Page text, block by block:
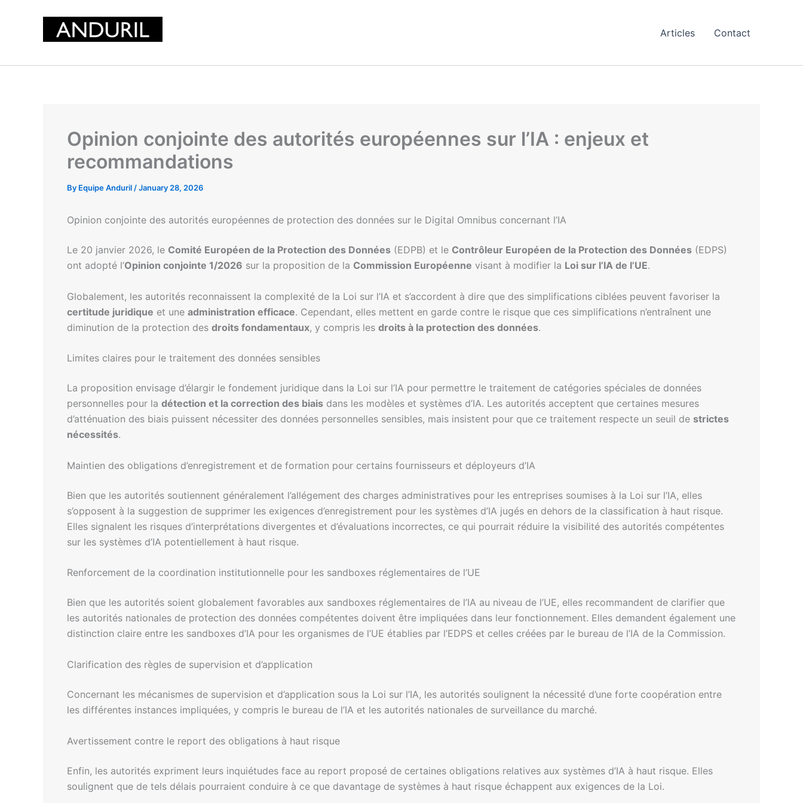
Articles Contact
Opinion conjointe des autorités européennes sur l’IA : enjeux et
recommandations
By Equipe Anduril /January 28, 2026
Opinion conjointe des autorités européennes de protection des données sur le Digital Omnibus concernant l’IA
Le 20 janvier 2026, le Comité Européen de la Protection des Données (EDPB) et le Contrôleur Européen de la Protection des Données (EDPS)
ont adopté l’Opinion conjointe 1/2026 sur la proposition de la Commission Européenne visant à modifier la Loi sur l’IA de l’UE.
Globalement, les autorités reconnaissent la complexité de la Loi sur l’IA et s’accordent à dire que des simplifications ciblées peuvent favoriser la
certitude juridique et une administration efficace. Cependant, elles mettent en garde contre le risque que ces simplifications n’entraînent une
diminution de la protection des droits fondamentaux, y compris les droits à la protection des données.
Limites claires pour le traitement des données sensibles
La proposition envisage d’élargir le fondement juridique dans la Loi sur l’IA pour permettre le traitement de catégories spéciales de données
personnelles pour la détection et la correction des biais dans les modèles et systèmes d’IA. Les autorités acceptent que certaines mesures
d’atténuation des biais puissent nécessiter des données personnelles sensibles, mais insistent pour que ce traitement respecte un seuil de strictes
nécessités.
Maintien des obligations d’enregistrement et de formation pour certains fournisseurs et déployeurs d’IA
Bien que les autorités soutiennent généralement l’allégement des charges administratives pour les entreprises soumises à la Loi sur l’IA, elles
s’opposent à la suggestion de supprimer les exigences d’enregistrement pour les systèmes d’IA jugés en dehors de la classification à haut risque.
Elles signalent les risques d’interprétations divergentes et d’évaluations incorrectes, ce qui pourrait réduire la visibilité des autorités compétentes
sur les systèmes d’IA potentiellement à haut risque.
Renforcement de la coordination institutionnelle pour les sandboxes réglementaires de l’UE
Bien que les autorités soient globalement favorables aux sandboxes réglementaires de l’IA au niveau de l’UE, elles recommandent de clarifier que
les autorités nationales de protection des données compétentes doivent être impliquées dans leur fonctionnement. Elles demandent également une
distinction claire entre les sandboxes d’IA pour les organismes de l’UE établies par l’EDPS et celles créées par le bureau de l’IA de la Commission.
Clarification des règles de supervision et d’application
Concernant les mécanismes de supervision et d’application sous la Loi sur l’IA, les autorités soulignent la nécessité d’une forte coopération entre
les différentes instances impliquées, y compris le bureau de l’IA et les autorités nationales de surveillance du marché.
Avertissement contre le report des obligations à haut risque
Enfin, les autorités expriment leurs inquiétudes face au report proposé de certaines obligations relatives aux systèmes d’IA à haut risque. Elles
soulignent que de tels délais pourraient conduire à ce que davantage de systèmes à haut risque échappent aux exigences de la Loi.